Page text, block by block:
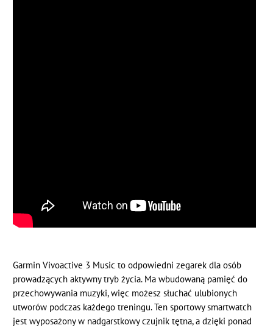
Garmin Vivoactive 3 Music to odpowiedni zegarek dla osób
prowadzących aktywny tryb życia. Ma wbudowaną pamięć do
przechowywania muzyki, więc możesz słuchać ulubionych
utworów podczas każdego treningu. Ten sportowy smartwatch
jest wyposażony w nadgarstkowy czujnik tętna, a dzięki ponad